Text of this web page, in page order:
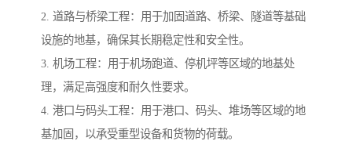
2. 道路与桥梁工程：用于加固道路、桥梁、隧道等基础
设施的地基，确保其长期稳定性和安全性。
3. 机场工程：用于机场跑道、停机坪等区域的地基处
理，满足高强度和耐久性要求。
4. 港口与码头工程：用于港口、码头、堆场等区域的地
基加固，以承受重型设备和货物的荷载。